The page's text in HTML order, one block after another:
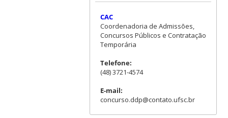
CAC
Coordenadoria de Admissões,
Concursos Públicos e Contratação
Temporária
Telefone:
(48) 3721-4574
E-mail:
concurso.ddp@contato.ufsc.br